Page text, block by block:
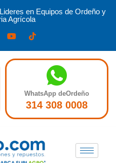
en Equipos de Ordeño y
Agrícola
WhatsApp deOrdeño
314 308 0008